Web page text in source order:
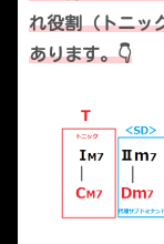
れ役割（トニッ
あります。👇